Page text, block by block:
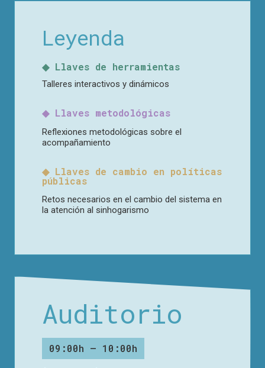
Leyenda
◆ Llaves de herramientas
Talleres interactivos y dinámicos
◆ Llaves metodológicas
Reflexiones metodológicas sobre el
acompañamiento
◆ Llaves de cambio en políticas
públicas
Retos necesarios en el cambio del sistema en
la atención al sinhogarismo
Auditorio
09:00h – 10:00h